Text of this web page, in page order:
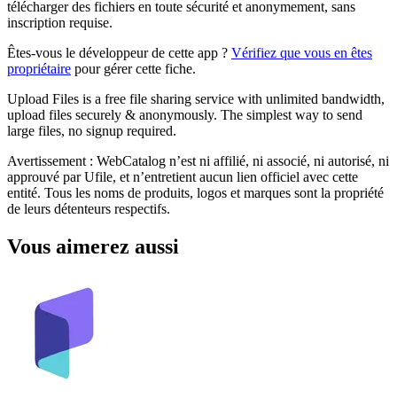
télécharger des fichiers en toute sécurité et anonymement, sans
inscription requise.
Êtes-vous le développeur de cette app ? Vérifiez que vous en êtes
propriétaire pour gérer cette fiche.
Upload Files is a free file sharing service with unlimited bandwidth,
upload files securely & anonymously. The simplest way to send
large files, no signup required.
Avertissement : WebCatalog n’est ni affilié, ni associé, ni autorisé, ni
approuvé par Ufile, et n’entretient aucun lien officiel avec cette
entité. Tous les noms de produits, logos et marques sont la propriété
de leurs détenteurs respectifs.
Vous aimerez aussi